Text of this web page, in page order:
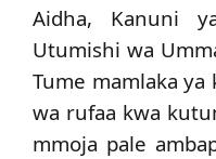
Aidha, Kanuni
Utumishi wa
Tume mamlaka
wa rufaa kwa
mmoja pale